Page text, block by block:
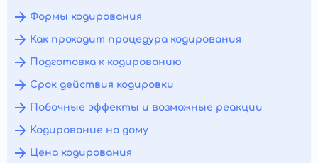
Формы кодирования
Как проходит процедура кодирования
Подготовка к кодированию
Срок действия кодировки
Побочные эффекты и возможные реакции
Кодирование на дому
Цена кодирования